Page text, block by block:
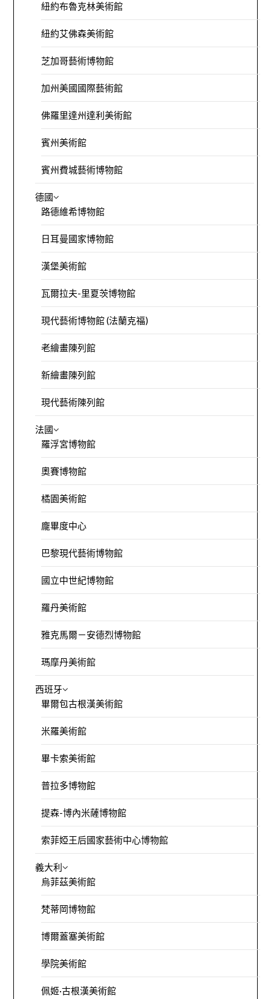
紐約布魯克林美術館
紐約艾佛森美術館
芝加哥藝術博物館
加州美國國際藝術館
佛羅里達州達利美術館
賓州美術館
賓州費城藝術博物館
德國
路德維希博物館
日耳曼國家博物館
漢堡美術館
瓦爾拉夫-里夏茨博物館
現代藝術博物館 (法蘭克福)
老繪畫陳列館
新繪畫陳列館
現代藝術陳列館
法國
羅浮宮博物館
奧賽博物館
橘園美術館
龐畢度中心
巴黎現代藝術博物館
國立中世紀博物館
羅丹美術館
雅克馬爾－安德烈博物館
瑪摩丹美術館
西班牙
畢爾包古根漢美術館
米羅美術館
畢卡索美術館
普拉多博物館
提森-博內米薩博物館
索菲婭王后國家藝術中心博物館
義大利
烏菲茲美術館
梵蒂岡博物館
博爾蓋塞美術館
學院美術館
佩姬·古根漢美術館